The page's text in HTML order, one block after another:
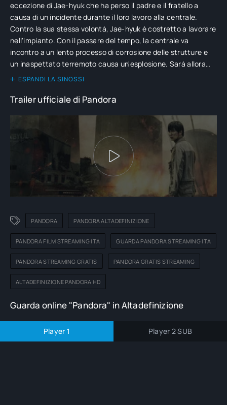
eccezione di Jae-hyuk che ha perso il padre e il fratello a
causa di un incidente durante il loro lavoro alla centrale.
Contro la sua stessa volontà, Jae-hyuk è costretto a lavorare
nell'impianto. Con il passare del tempo, la centrale va
incontro a un lento processo di corrosione delle strutture e
un inaspettato terremoto causa un'esplosione. Sarà allora
che Jae-hyuk avrà sulle spalle il destino di coloro che ama e
vita.
ESPANDI LA SINOSSI
Trailer ufficiale di Pandora
PANDORA PANDORA ALTADEFINIZIONE
PANDORA FILM STREAMING ITA GUARDA PANDORA STREAMING ITA
PANDORA STREAMING GRATIS PANDORA GRATIS STREAMING
ALTADEFINIZIONE PANDORA HD
Guarda online "Pandora" in Altadefinizione
Player 1 Player 2 SUB